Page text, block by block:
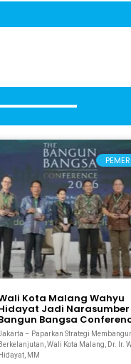
Kota Malang Wahyu
Jadi Narasumber
Bangsa
– Paparkan Strategi
Berkelanjutan, Wali Kota Malang, Dr. Ir.
Hidayat, MM